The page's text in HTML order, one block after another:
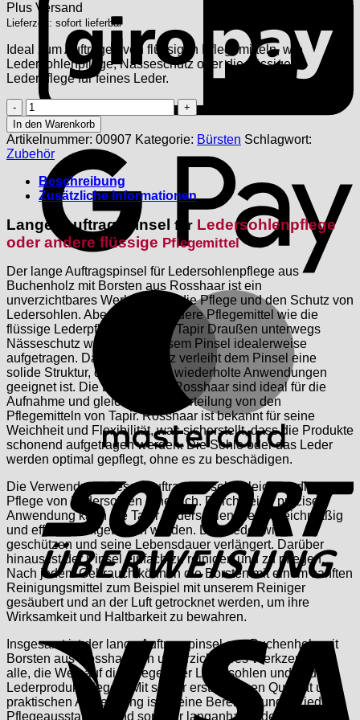
Plus Versand
Lieferzeit: sofort lieferbar
Ideal zum Auftragen von flüssigen Pflegemitteln, wie
Ledersohlenpflege, Nässeschutz oder die flüssige
Lederpflege für feines Leder.
Langer
Auftragspinsel
für
flüssige
Pflegeprodukte
Menge
In den Warenkorb
Artikelnummer: 00907 Kategorie: Bürsten Schlagwort:
Zubehör
Beschreibung
Zusätzliche Informationen
Langer Auftragspinsel für Ledersohlenpflege
oder andere flüssige Pflegemittel
Der lange Auftragspinsel für Ledersohlenpflege aus
Buchenholz mit Borsten aus Rosshaar ist ein
unverzichtbares Werkzeug für die Pflege und den Schutz von
Ledersohlen. Aber auch für andere Pflegemittel wie die
flüssige Lederpflege oder der Tapir Draußen unterwegs
Nässeschutz werden mit diesem Pinsel idealerweise
aufgetragen. Das Buchenholz verleiht dem Pinsel eine
solide Struktur, die perfekt für wiederholte Anwendungen
geeignet ist. Die Borsten aus Rosshaar sind ideal für die
Aufnahme und gleichmäßige Verteilung von den
Pflegemitteln von Tapir. Rosshaar ist bekannt für seine
Weichheit und Flexibilität, was sicherstellt, dass die Produkte
schonend aufgetragen werden. Die Sohle oder das Leder
werden optimal gepflegt, ohne es zu beschädigen.
Die Verwendung dieses Auftragspinsels erleichtert die
Pflege von Ledersohlen erheblich. Durch seine präzise
Anwendung kann die Tapir Ledersohlenpflege gleichmäßig
und effizient aufgetragen werden. Das Leder wird
geschützen und seine Lebensdauer verlängert. Darüber
hinaus ist der Pinsel einfach zu reinigen und zu pflegen.
Nach jedem Gebrauch können die Borsten mit einem sanften
Reinigungsmittel zum Beispiel mit unserem Reiniger
gesäubert und an der Luft getrocknet werden, um ihre
Wirksamkeit und Haltbarkeit zu bewahren.
Insgesamt ist der lange Auftragspinsel aus Buchenholz mit
Borsten aus Rosshaar ein unverzichtbares Werkzeug für
alle, die Wert auf die Pflege ihrer Ledersohlen und anderer
Lederprodukte legen. Mit seiner erstklassigen Qualität und
praktischen Anwendung ist er eine Bereicherung für jede
Pflegeausstattung und sorgt für langanhaltende Schönheit